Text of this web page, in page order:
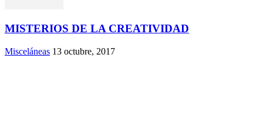
MISTERIOS DE LA CREATIVIDAD
Misceláneas 13 octubre, 2017